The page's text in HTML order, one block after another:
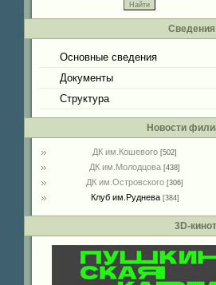
Основные сведения
Документы
Структура
Новости
ДК им.Кошевого [502]
ДК им.Молодцова [438]
ДК им.Островского [306]
Клуб им.Руднева [384]
3D-